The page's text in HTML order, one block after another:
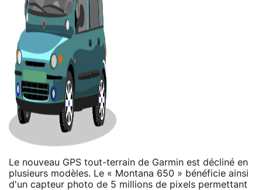
Le nouveau GPS tout-terrain de Garmin est décliné en
plusieurs modèles. Le « Montana 650 » bénéficie ainsi
d'un capteur photo de 5 millions de pixels permettant